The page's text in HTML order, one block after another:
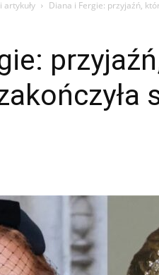
artykuły Diana i Fergie: przyjaźń,